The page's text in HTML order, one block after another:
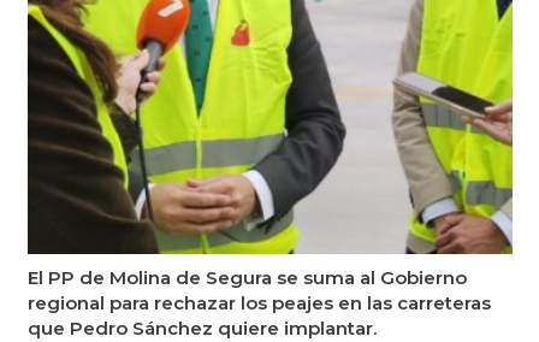
El PP de Molina de Segura se suma al Gobierno
regional para rechazar los peajes en las carreteras
que Pedro Sánchez quiere implantar.